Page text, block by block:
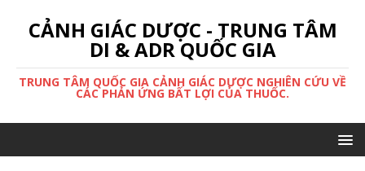
CẢNH GIÁC DƯỢC - TRUNG TÂM
DI & ADR QUỐC GIA
TRUNG TÂM QUỐC GIA CẢNH GIÁC DƯỢC NGHIÊN CỨU VỀ
CÁC PHẢN ỨNG BẤT LỢI CỦA THUỐC.